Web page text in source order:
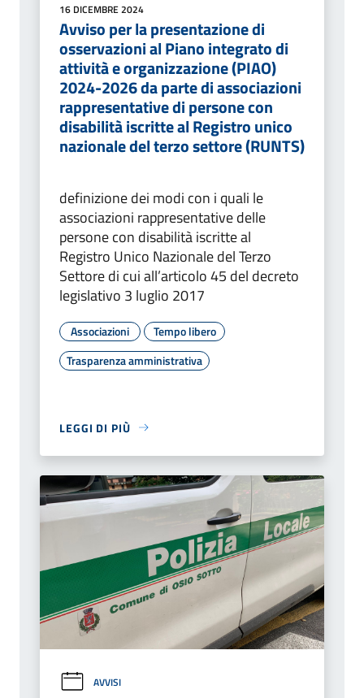
16 DICEMBRE 2024
Avviso per la presentazione di
osservazioni al Piano integrato di
attività e organizzazione (PIAO)
2024-2026 da parte di associazioni
rappresentative di persone con
disabilità iscritte al Registro unico
nazionale del terzo settore (RUNTS)
definizione dei modi con i quali le
associazioni rappresentative delle
persone con disabilità iscritte al
Registro Unico Nazionale del Terzo
Settore di cui all’articolo 45 del decreto
legislativo 3 luglio 2017
Associazioni
Tempo libero
Trasparenza amministrativa
LEGGI DI PIÙ
AVVISI